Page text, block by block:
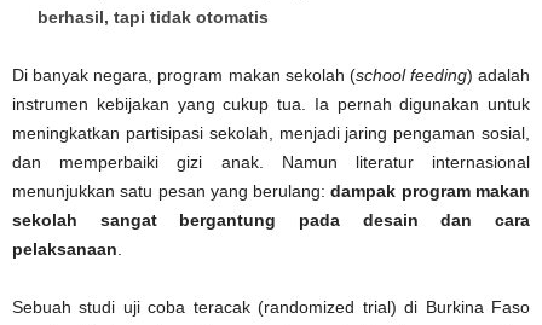
berhasil, tapi tidak otomatis
Di banyak negara, program makan sekolah (school feeding) adalah
instrumen kebijakan yang cukup tua. Ia pernah digunakan untuk
meningkatkan partisipasi sekolah, menjadi jaring pengaman sosial,
dan memperbaiki gizi anak. Namun literatur internasional
menunjukkan satu pesan yang berulang:dampak program makan
sekolah sangat bergantung pada desain dan cara
pelaksanaan.
Sebuah studi uji coba teracak (randomized trial) di Burkina Faso